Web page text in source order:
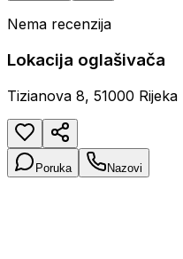
Nema recenzija
Lokacija oglašivača
Tizianova 8, 51000 Rijeka
Poruka Nazovi